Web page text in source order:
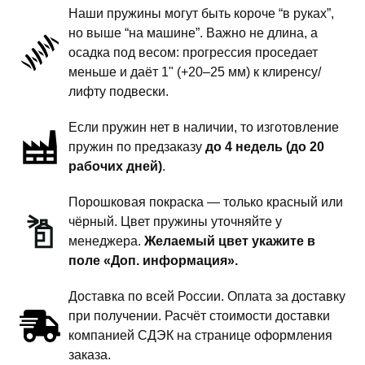
пружины
передней
подвески
под
амортизаторы
Land
Cruiser
Наши пружины могут быть короче “в руках”,
но выше “на машине”. Важно не длина, а
осадка под весом: прогрессия проседает
меньше и даёт 1" (+20–25 мм) к клиренсу/
лифту подвески.
Если пружин нет в наличии, то изготовление
пружин по предзаказу до 4 недель (до 20
рабочих дней).
Порошковая покраска — только красный или
чёрный. Цвет пружины уточняйте у
менеджера. Желаемый цвет укажите в
поле «Доп. информация».
Доставка по всей России. Оплата за доставку
при получении. Расчёт стоимости доставки
компанией СДЭК на странице оформления
заказа.